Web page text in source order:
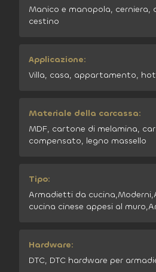
Manico e manopola, cerniera,
cestino
Applicazione:
Villa, casa, appartamento,
Materiale della carcassa:
MDF, cartone di melamina,
compensato, legno massello
Tipo:
Armadietti da
cucina cinese appesi al
Hardware:
DTC, DTC hardware per